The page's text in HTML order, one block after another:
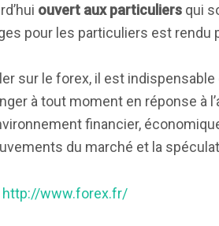
ouvert aux particuliers qui
pour les particuliers est rendu
sur le forex, il est
à tout moment en réponse à
financier,
du marché et la
http://www.forex.fr/